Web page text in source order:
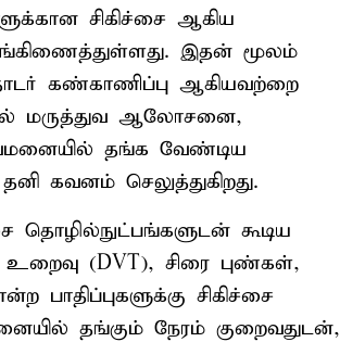
சிகிச்சை ஆகிய
இதன் மூலம்
கண்காணிப்பு ஆகியவற்றை
மருத்துவ ஆலோசனை,
தங்க வேண்டிய
கவனம் செலுத்துகிறது.
தொழில்நுட்பங்களுடன் கூடிய
(DVT), சிரை புண்கள்,
பாதிப்புகளுக்கு சிகிச்சை
தங்கும் நேரம் குறைவதுடன்,